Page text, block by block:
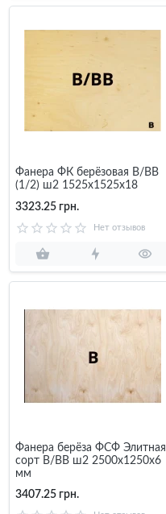
Фанера ФК берёзовая B/BB
(1/2) ш2 1525x1525x18
3323.25 грн.
Нет отзывов
Фанера берёза ФСФ Элитная
сорт B/BB ш2 2500x1250x6
мм
3407.25 грн.